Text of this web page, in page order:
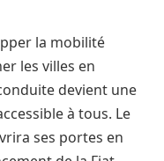
la mobilité
les villes en
devient une
à tous. Le
ses portes en